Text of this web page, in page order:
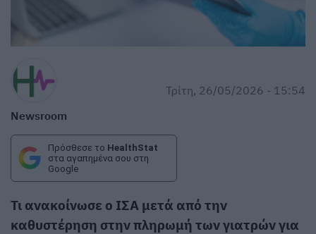
Newsroom
Τρίτη, 26/05/2026 - 15:54
Πρόσθεσε το HealthStat
στα αγαπημένα σου στη
Google
Τι ανακοίνωσε ο ΙΣΑ μετά από την
καθυστέρηση στην πληρωμή των γιατρών για